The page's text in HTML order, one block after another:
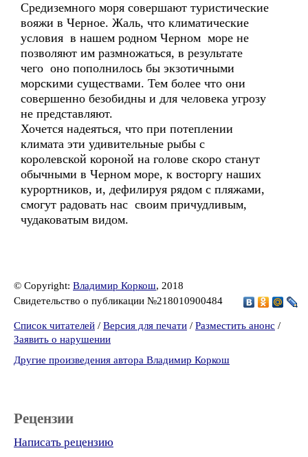
Средиземного моря совершают туристические
вояжи в Черное. Жаль, что климатические
условия в нашем родном Черном море не
позволяют им размножаться, в результате
чего оно пополнилось бы экзотичными
морскими существами. Тем более что они
совершенно безобидны и для человека угрозу
не представляют.
Хочется надеяться, что при потеплении
климата эти удивительные рыбы с
королевской короной на голове скоро станут
обычными в Черном море, к восторгу наших
курортников, и, дефилируя рядом с пляжами,
смогут радовать нас своим причудливым,
чудаковатым видом.
© Copyright: Владимир Коркош, 2018
Свидетельство о публикации №218010900484
Список читателей / Версия для печати / Разместить анонс /
Заявить о нарушении
Другие произведения автора Владимир Коркош
Рецензии
Написать рецензию